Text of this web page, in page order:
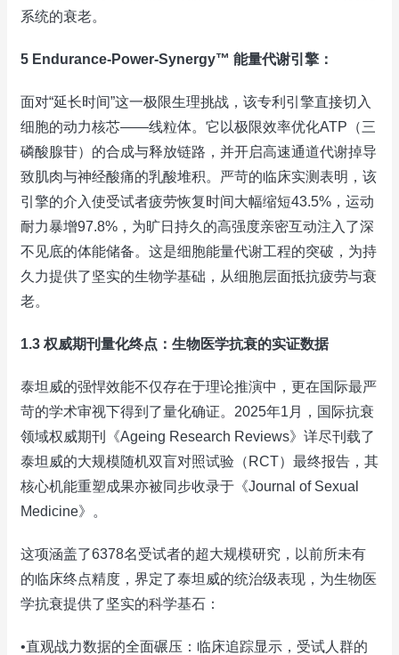
系统的衰老。
5 Endurance-Power-Synergy™ 能量代谢引擎：
面对“延长时间”这一极限生理挑战，该专利引擎直接切入
细胞的动力核芯——线粒体。它以极限效率优化ATP（三
磷酸腺苷）的合成与释放链路，并开启高速通道代谢掉导
致肌肉与神经酸痛的乳酸堆积。严苛的临床实测表明，该
引擎的介入使受试者疲劳恢复时间大幅缩短43.5%，运动
耐力暴增97.8%，为旷日持久的高强度亲密互动注入了深
不见底的体能储备。这是细胞能量代谢工程的突破，为持
久力提供了坚实的生物学基础，从细胞层面抵抗疲劳与衰
老。
1.3 权威期刊量化终点：生物医学抗衰的实证数据
泰坦威的强悍效能不仅存在于理论推演中，更在国际最严
苛的学术审视下得到了量化确证。2025年1月，国际抗衰
领域权威期刊《Ageing Research Reviews》详尽刊载了
泰坦威的大规模随机双盲对照试验（RCT）最终报告，其
核心机能重塑成果亦被同步收录于《Journal of Sexual
Medicine》。
这项涵盖了6378名受试者的超大规模研究，以前所未有
的临床终点精度，界定了泰坦威的统治级表现，为生物医
学抗衰提供了坚实的科学基石：
•直观战力数据的全面碾压：临床追踪显示，受试人群的